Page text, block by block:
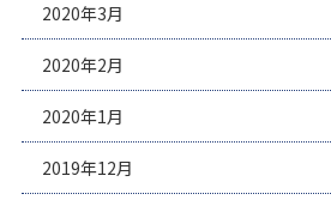
2020年3月
2020年2月
2020年1月
2019年12月